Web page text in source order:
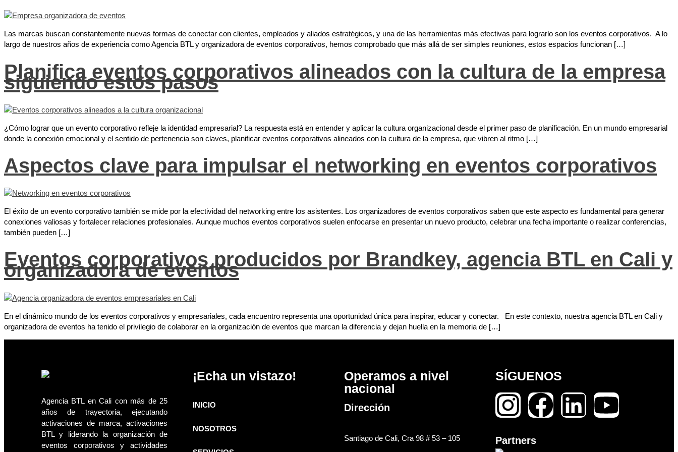
Las marcas buscan constantemente nuevas formas de conectar con clientes, empleados y aliados estratégicos, y una de las herramientas más efectivas para lograrlo son los eventos corporativos. A lo
largo de nuestros años de experiencia como Agencia BTL y organizadora de eventos corporativos, hemos comprobado que más allá de ser simples reuniones, estos espacios funcionan […]
Planifica eventos corporativos alineados con la cultura de la empresa
siguiendo estos pasos
¿Cómo lograr que un evento corporativo refleje la identidad empresarial? La respuesta está en entender y aplicar la cultura organizacional desde el primer paso de planificación. En un mundo empresarial
donde la conexión emocional y el sentido de pertenencia son claves, planificar eventos corporativos alineados con la cultura de la empresa, que vibren al ritmo […]
Aspectos clave para impulsar el networking en eventos corporativos
El éxito de un evento corporativo también se mide por la efectividad del networking entre los asistentes. Los organizadores de eventos corporativos saben que este aspecto es fundamental para generar
conexiones valiosas y fortalecer relaciones profesionales. Aunque muchos eventos corporativos suelen enfocarse en presentar un nuevo producto, celebrar una fecha importante o realizar conferencias,
también pueden […]
Eventos corporativos producidos por Brandkey, agencia BTL en Cali y
organizadora de eventos
En el dinámico mundo de los eventos corporativos y empresariales, cada encuentro representa una oportunidad única para inspirar, educar y conectar. En este contexto, nuestra agencia BTL en Cali y
organizadora de eventos ha tenido el privilegio de colaborar en la organización de eventos que marcan la diferencia y dejan huella en la memoria de […]
Agencia BTL en Cali con más de 25
años de trayectoria, ejecutando
activaciones de marca, activaciones
BTL y liderando la organización de
eventos corporativos y actividades
¡Echa un vistazo!
INICIO
NOSOTROS
Operamos a nivel
nacional
Dirección
Santiago de Cali, Cra 98 # 53 – 105
SÍGUENOS
Partners